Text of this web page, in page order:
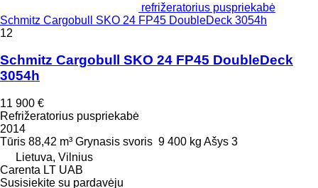
refrižeratorius puspriekabė
Schmitz Cargobull SKO 24 FP45 DoubleDeck 3054h
12
Schmitz Cargobull SKO 24 FP45 DoubleDeck
3054h
11 900 €
Refrižeratorius puspriekabė
2014
Tūris 88,42 m³ Grynasis svoris 9 400 kg Ašys 3
Lietuva, Vilnius
Carenta LT UAB
Susisiekite su pardavėju